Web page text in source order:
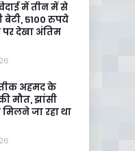
में तीन में से
बेटी, 5100 रुपये
पर देखा अंतिम
अहमद के
मौत, झांसी
जा रहा था